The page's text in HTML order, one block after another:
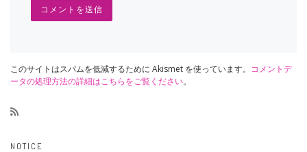
このサイトはスパムを低減するために Akismet を使っています。 コメントデ
ータの処理方法の詳細はこちらをご覧ください。
NOTICE